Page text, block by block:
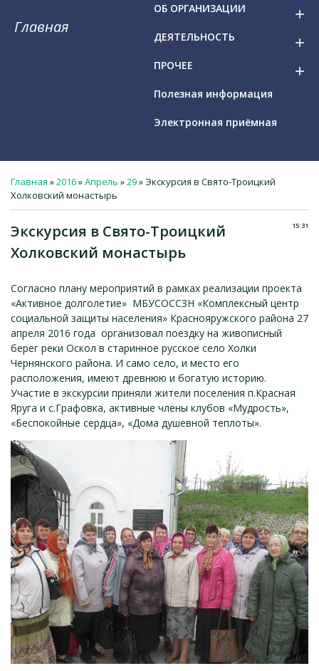
Главная
ОБ ОРГАНИЗАЦИИ add
ДЕЯТЕЛЬНОСТЬ add
ПРОЧЕЕ add
Полезная информация
Электронная приёмная
Главная »2016»Апрель »29» Экскурсия в Свято-Троицкий
Холковский монастырь
15:31
Экскурсия в Свято-Троицкий
Холковский монастырь
Согласно плану мероприятий в рамках реализации проекта
«Активное долголетие» МБУСОССЗН «Комплексный центр
социальной защиты населения» Краснояружского района 27
апреля 2016 года организовал поездку на живописный
берег реки Оскол в старинное русское село Холки
Чернянского района. И само село, и место его
расположения, имеют древнюю и богатую историю.
Участие в экскурсии приняли жители поселения п.Красная
Яруга и с.Графовка, активные члены клубов «Мудрость»,
«Беспокойные сердца», «Дома душевной теплоты».